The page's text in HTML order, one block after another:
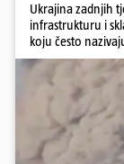
Ukrajina zadnjih
infrastrukturu i
koju često
gleda samo kao
snage koriste i za
distribuciju
ratu. S druge
bombardiranja
kao način da se
teritorij i približe